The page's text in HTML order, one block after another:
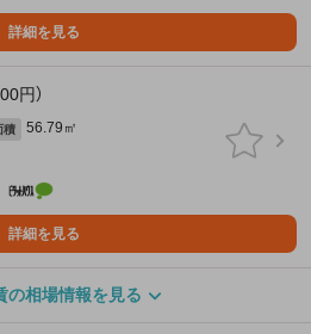
詳細を見る
円）
積 56.79㎡
詳細を見る
の相場情報を見る